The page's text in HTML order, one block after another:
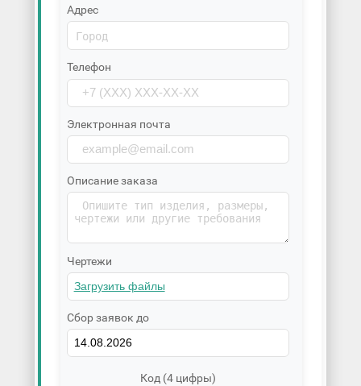
Адрес
Телефон
Электронная почта
Описание заказа
Чертежи
Сбор заявок до
Код (4 цифры)